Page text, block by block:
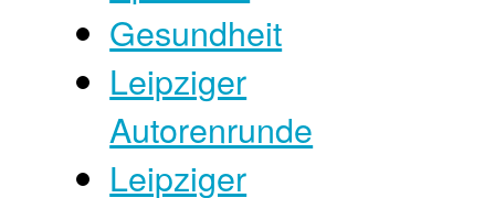
Gesundheit
Leipziger
Autorenrunde
Leipziger